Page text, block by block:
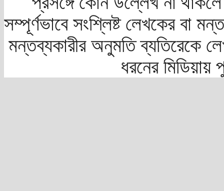
সম্পূর্ণভাবে সংশ্লিষ্ট লেখকের বা
মন্তব্যকারীর অনুমতি ব্যতিরেকে
ধরনের মিডিয়ায়